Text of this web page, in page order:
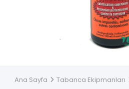
Ana Sayfa Tabanca Ekipmanları